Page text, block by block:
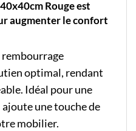
Rouge est
augmenter le confort
rembourrage
optimal, rendant
Idéal pour une
une touche de
mobilier.